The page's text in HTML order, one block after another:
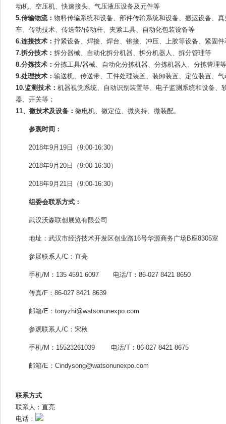
动机、空压机、快速接头、气压液压设备及元件等
5.传输物流： 物料传输系统和设备、部件传输系统和设备、搬运设备、
车、传动技术、传送带/传动杆、夹紧工具、自动化包装设备等
6.连接技术： 拧紧设备、焊接、焊台、铆接、冲压、上胶等设备、紧固
7.拆分技术： 拆分器械、自动化拆分机器、拆分机器人、拆分管理等
8.分拣技术： 分拣工具/器械、自动化分拣机器、分拣机器人、分拣管理等
9.处理技术： 输送机、传送带、工件处理装置、装卸装置、定位装置、
10.监测技术： 机器视觉系统、自动识别装置等、电子监测系统和设备、
器、开关等；
11、微技术及设备： 微电机、微定位、微夹持、微装配。
参观时间：
2018年9月19日（9:00-16:30）
2018年9月20日（9:00-16:30）
2018年9月21日（9:00-16:30）
组委会联系方式：
武汉沃森联创展览有限公司
地址：武汉市经济技术开发区创业路16号华源商务广场B座8305室
参展联系人/C：直亮
手机/M：135 4591 6097 电话/T：86-027 8421 8650
传真/F：86-027 8421 8639
邮箱/E：tonyzhi@watsonunexpo.com
参观联系人/C：宋秋
手机/M：15523261039 电话/T：86-027 8421 8675
邮箱/E：Cindysong@watsonunexpo.com
联系方式
联系人：直亮
电话：